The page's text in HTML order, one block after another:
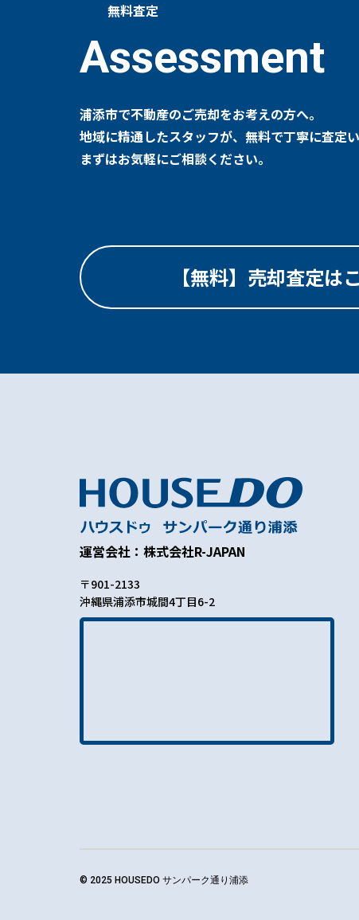
無料査定
Assessment
浦添市で不動産のご売却をお考えの方へ。
地域に精通したスタッフが、無料で丁寧に査定い
まずはお気軽にご相談ください。
【無料】売却査定は
運営会社：株式会社R-JAPAN
〒901-2133
沖縄県浦添市城間4丁目6-2
© 2025 HOUSEDO サンパーク通り浦添